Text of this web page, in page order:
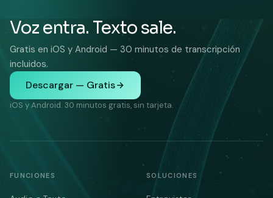
Voz entra. Texto sale.
Gratis en iOS y Android — 30 minutos de transcripción
incluidos.
Descargar — Gratis
iOS y Android. 30 minutos gratis, sin tarjeta.
FUNCIONES SOLUCIONES